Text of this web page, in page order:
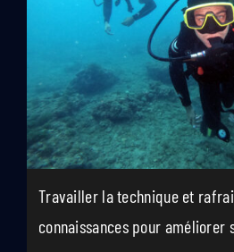
Travailler la technique et
connaissances pour améliorer